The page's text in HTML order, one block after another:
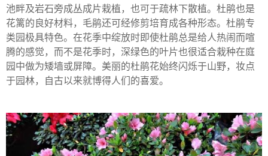
池畔及岩石旁成丛成片栽植，也可于疏林下散植。杜鹃也是
花篱的良好材料，毛鹃还可经修剪培育成各种形态。杜鹃专
类园极具特色。在花季中绽放时即使杜鹃总是给人热闹而喧
腾的感觉，而不是花季时，深绿色的叶片也很适合栽种在庭
园中做为矮墙或屏障。美丽的杜鹃花始终闪烁于山野，妆点
于园林，自古以来就博得人们的喜爱。